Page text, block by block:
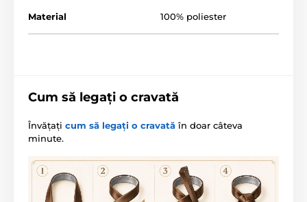
Material 100% poliester
Cum să legați o cravată
Învățați cum să legați o cravată în doar câteva
minute.